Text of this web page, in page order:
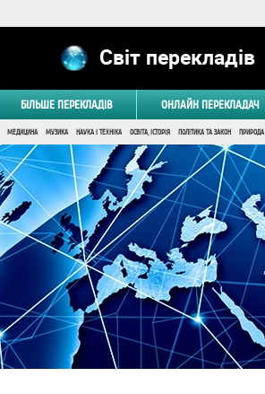
Світ перекладів
БІЛЬШЕ ПЕРЕКЛАДІВ ОНЛАЙН ПЕРЕКЛАДАЧ
МЕДИЦИНА МУЗИКА НАУКА І ТЕХНІКА ОСВІТА, ІСТОРІЯ ПОЛІТИКА ТА ЗАКОН ПРИРОДА